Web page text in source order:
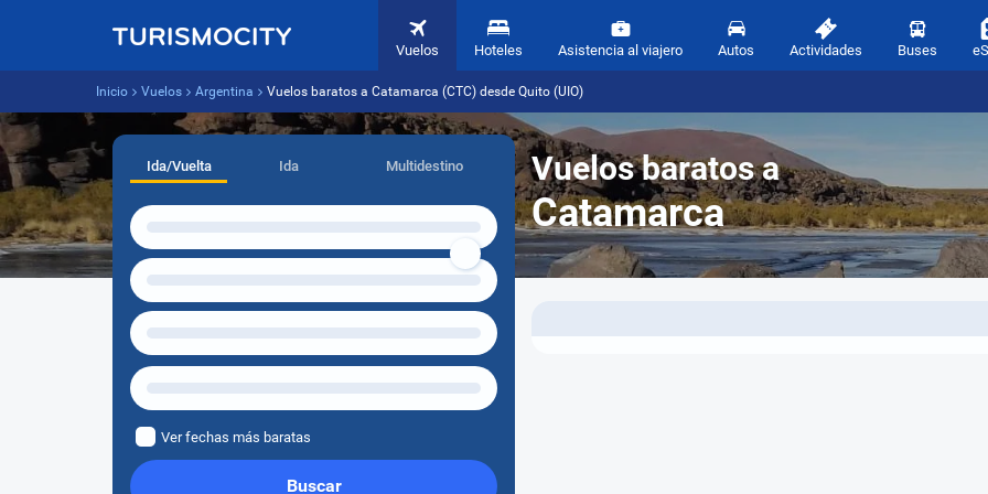
Vuelos Hoteles Asistencia al viajero Autos Actividades Buses
Inicio Vuelos Argentina Vuelos baratos a Catamarca (CTC) desde Quito (UIO)
Vuelos baratos a
Catamarca
Ida/Vuelta Ida Multidestino
Ver fechas más baratas
Buscar